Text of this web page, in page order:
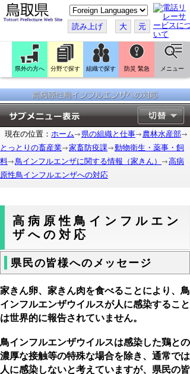
こ
の
ペ
ー
ジ
翻
訳
す
る
読み上げ 大 元
県外の方へ 分野で探す 組織で探す 防災 緊急 メニュー
現在の位置： ホーム 県の組織と仕事
農林水産部
とっとりの畜産業
家畜防疫課
動物衛生・薬事・飼
料
鳥インフルエンザに関する情報（家きん）
高病
原性鳥インフルエンザへの対応
高病原性鳥インフルエン
ザへの対応
県民の皆様へのメッセージ
家きん卵、家きん肉を食べることにより、鳥
インフルエンザウイルスが人に感染すること
は世界的に報告されていません。
鳥インフルエンザウイルスは感染した鶏との
濃厚な接触等の特殊な場合を除き、通常では
人に感染しないと考えていますが、県民の皆